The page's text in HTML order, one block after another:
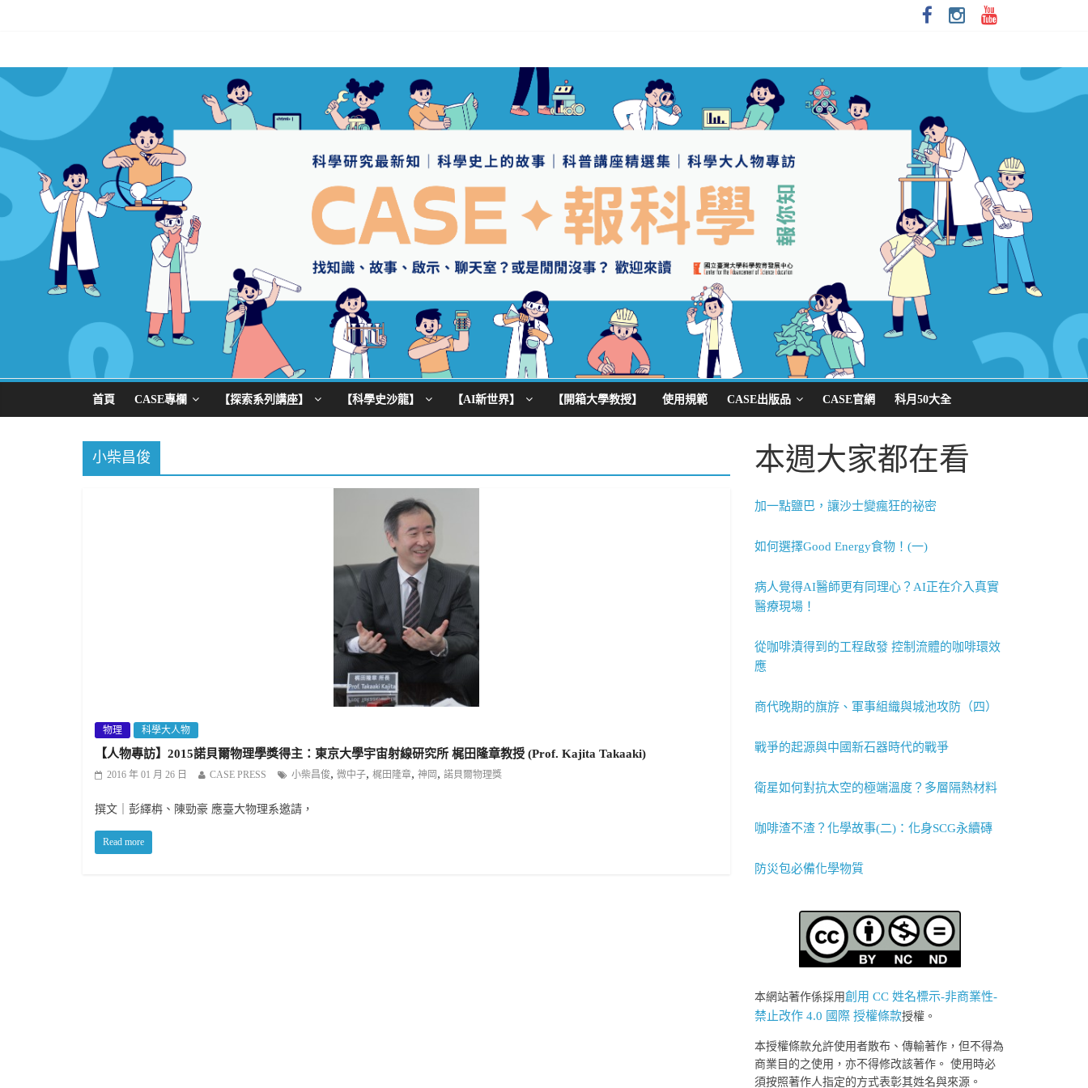
首頁 CASE專欄 【探索系列講座】 【科學史沙龍】 【AI新世界】 【開箱大學教授】 使用規範 CASE出版品 CASE官網 科月50大全
小柴昌俊
物理 科學大人物
【人物專訪】2015諾貝爾物理學獎得主：東京大學宇宙射線研究所 梶田隆章教授 (Prof. Kajita Takaaki)
2016 年 01 月 26 日 CASE PRESS 小柴昌俊, 微中子, 梶田隆章, 神岡 , 諾貝爾物理獎
撰文｜彭繹栴、陳勁豪 應臺大物理系邀請，
Read more
本週大家都在看
加一點鹽巴，讓沙士變瘋狂的祕密
如何選擇Good Energy食物！(一)
病人覺得AI醫師更有同理心？AI正在介入真實
醫療現場！
從咖啡漬得到的工程啟發 控制流體的咖啡環效
應
商代晚期的旗斿、軍事組織與城池攻防（四）
戰爭的起源與中國新石器時代的戰爭
衛星如何對抗太空的極端溫度？多層隔熱材料
咖啡渣不渣？化學故事(二)：化身SCG永續磚
防災包必備化學物質
本網站著作係採用創用 CC 姓名標示-非商業性-
禁止改作 4.0 國際 授權條款授權。
本授權條款允許使用者散布、傳輸著作，但不得為
商業目的之使用，亦不得修改該著作。 使用時必
須按照著作人指定的方式表彰其姓名與來源。